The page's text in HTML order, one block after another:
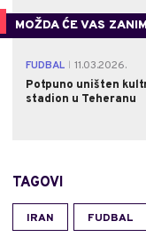
MOŽDA ĆE VAS
FUDBAL
11.03.2026.
Potpuno uništen
stadion u Teheranu
TAGOVI
IRAN FUDBAL